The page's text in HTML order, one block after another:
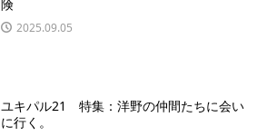
険
2025.09.05
ユキパル21 特集：洋野の仲間たちに会い
に行く。